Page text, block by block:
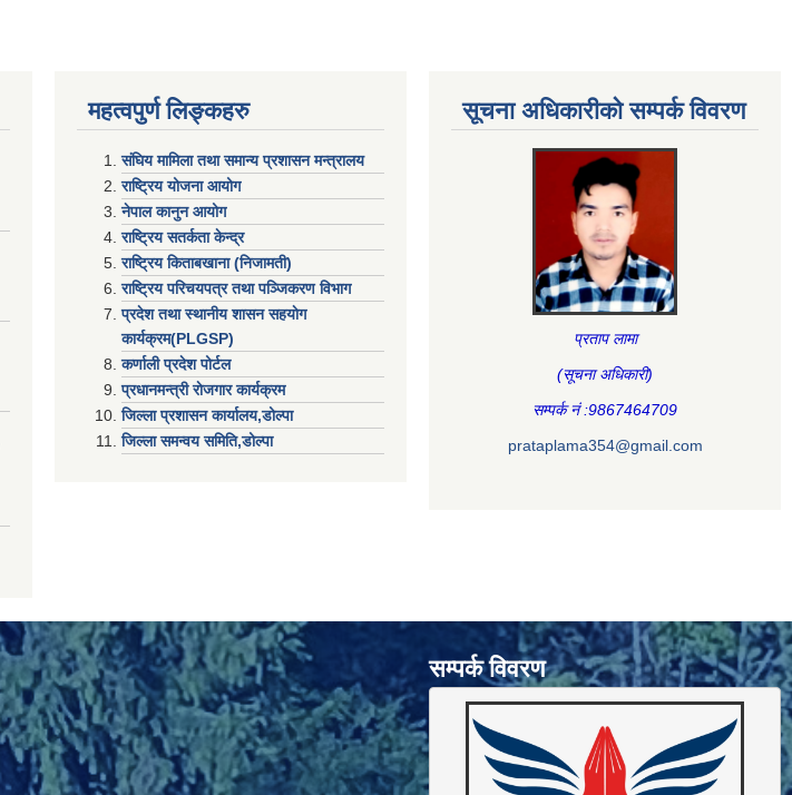
महत्वपुर्ण लिङ्कहरु
संघिय मामिला तथा समान्य प्रशासन मन्त्रालय
राष्ट्रिय योजना आयोग
नेपाल कानुन आयोग
राष्ट्रिय सतर्कता केन्द्र
राष्ट्रिय किताबखाना (निजामती)
राष्ट्रिय परिचयपत्र तथा पञ्जिकरण विभाग
प्रदेश तथा स्थानीय शासन सहयाेग
कार्यक्रम(PLGSP)
कर्णाली प्रदेश पोर्टल
प्रधानमन्त्री राेजगार कार्यक्रम
जिल्ला प्रशासन कार्यालय,डोल्पा
जिल्ला समन्वय समिति,डोल्प
सूचना अधिकारीकाे सम्पर्क विवरण
प्रताप लामा
(सूचना अधिकारी)
सम्पर्क नं :9867464709
prataplama354@gmail.com
सम्पर्क विवरण